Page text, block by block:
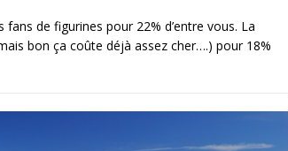
de figurines pour 22% d’entre vous. La
bon ça coûte déjà assez cher….) pour 18%